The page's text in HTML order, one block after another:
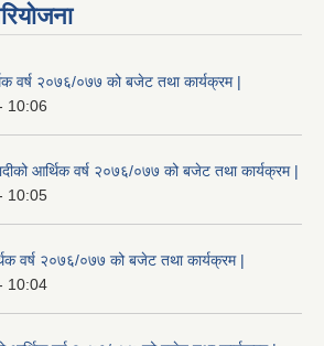
वर्ष २०७६/०७७ को बजेट तथा कार्यक्रम |
10:06
आर्थिक वर्ष २०७६/०७७ को बजेट तथा कार्यक्रम |
10:05
वर्ष २०७६/०७७ को बजेट तथा कार्यक्रम |
10:04